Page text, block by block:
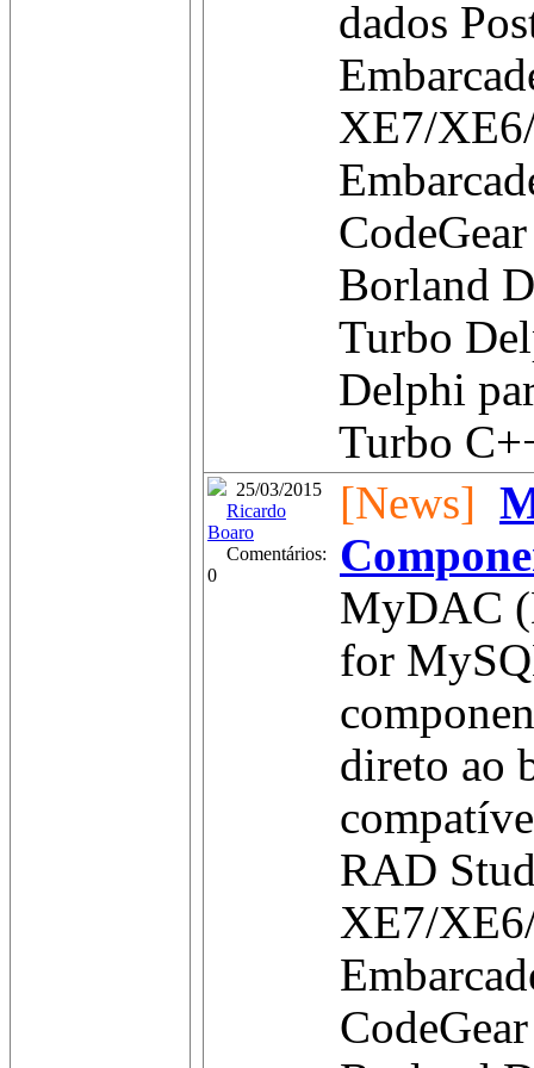
dados
XE7/
Borland
Turbo
Delphi
Turbo
25/03/2015
Ricardo
Boaro
Comentários:
0
[News]
MyDAC
for
direto ao
RAD
XE7/